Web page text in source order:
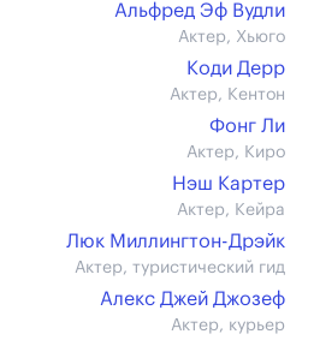
Альфред Эф Вудли
Актер, Хьюго
Коди Дерр
Актер, Кентон
Фонг Ли
Актер, Киро
Нэш Картер
Актер, Кейра
Люк Миллингтон-Дрэйк
Актер, туристический гид
Алекс Джей Джозеф
Актер, курьер